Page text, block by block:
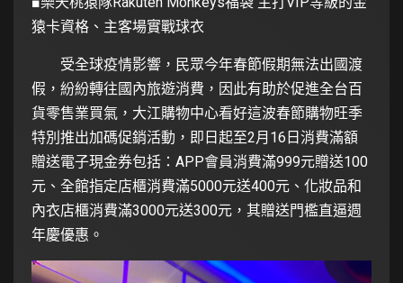
猿卡資格、主客場實戰球衣
受全球疫情影響，民眾今年春節假期無法出國渡
假，紛紛轉往國內旅遊消費，因此有助於促進全台百
貨零售業買氣，大江購物中心看好這波春節購物旺季
特別推出加碼促銷活動，即日起至2月16日消費滿額
贈送電子現金券包括：APP會員消費滿999元贈送100
元、全館指定店櫃消費滿5000元送400元、化妝品和
內衣店櫃消費滿3000元送300元，其贈送門檻直逼週
年慶優惠。